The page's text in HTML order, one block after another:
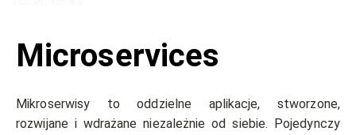
Microservices
Mikroserwisy to oddzielne aplikacje, stworzone,
rozwijane i wdrażane niezależnie od siebie. Pojedynczy